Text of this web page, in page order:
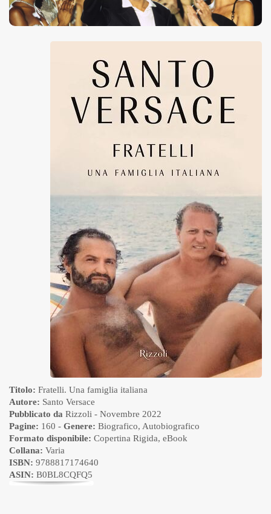
Titolo: Fratelli. Una famiglia italiana
Autore: Santo Versace
Pubblicato da Rizzoli - Novembre 2022
Pagine: 160 - Genere: Biografico, Autobiografico
Formato disponibile: Copertina Rigida, eBook
Collana: Varia
ISBN: 9788817174640
ASIN: B0BL8CQFQ5